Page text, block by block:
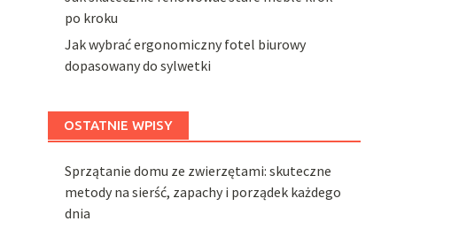
po kroku
Jak wybrać ergonomiczny fotel biurowy
dopasowany do sylwetki
OSTATNIE WPISY
Sprzątanie domu ze zwierzętami: skuteczne
metody na sierść, zapachy i porządek każdego
dnia